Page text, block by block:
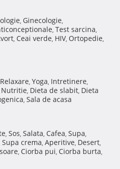
, Ginecologie,
, Test sarcina,
, Ceai verde, HIV, Ortopedie,
Relaxare, Yoga, Intretinere,
Nutritie, Dieta de slabit, Dieta
, Sala de acasa
, Sos, Salata, Cafea, Supa,
Supa crema, Aperitive, Desert,
, Ciorba pui, Ciorba burta,